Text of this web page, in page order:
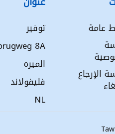
عامة
الإرجاع
توفير
8A
الميره
فليفولاند
NL